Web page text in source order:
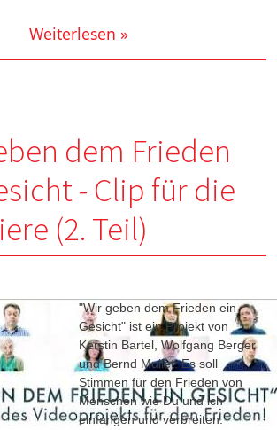
Weiterlesen »
dem Frieden
- Clip für die
(2. Teil)
"Wir geben dem Frieden ein
Gesicht" ist ein Projekt von
Kerstin Bartel, Wolfgang Berger
und Bernd Mullet. Es soll
Stimmen für den Frieden von
Menschen wie Du und ich
einfangen und verbreiten.